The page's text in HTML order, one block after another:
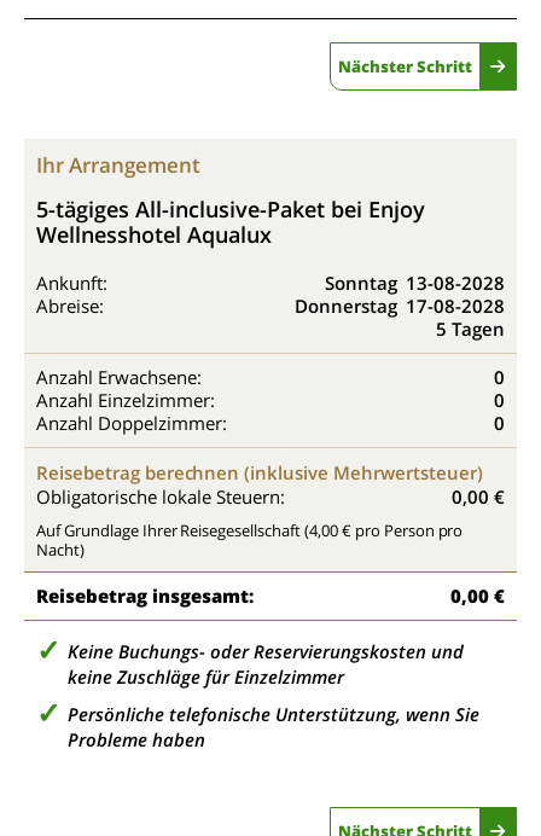
Nächster Schritt
Ihr Arrangement
5-tägiges All-inclusive-Paket bei Enjoy
Wellnesshotel Aqualux
Ankunft: Sonntag 13-08-2028
Abreise:
Donnerstag 17-08-2028
5 Tagen
Anzahl Erwachsene:
0
Anzahl Einzelzimmer:
0
Anzahl Doppelzimmer:
0
Reisebetrag berechnen (inklusive Mehrwertsteuer)
Obligatorische lokale Steuern:
0,00 €
Auf Grundlage Ihrer Reisegesellschaft (4,00 € pro Person pro
Nacht)
Reisebetrag insgesamt: 0,00 €
Keine Buchungs- oder Reservierungskosten und
keine Zuschläge für Einzelzimmer
Persönliche telefonische Unterstützung, wenn Sie
Probleme haben
Nächster Schritt